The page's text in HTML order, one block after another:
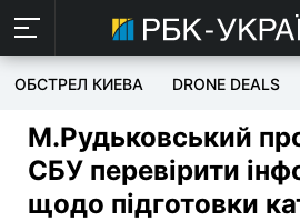
ОБСТРЕЛ КИЕВА DRONE DEALS
М.Рудьковський
СБУ перевірити
щодо підготовки